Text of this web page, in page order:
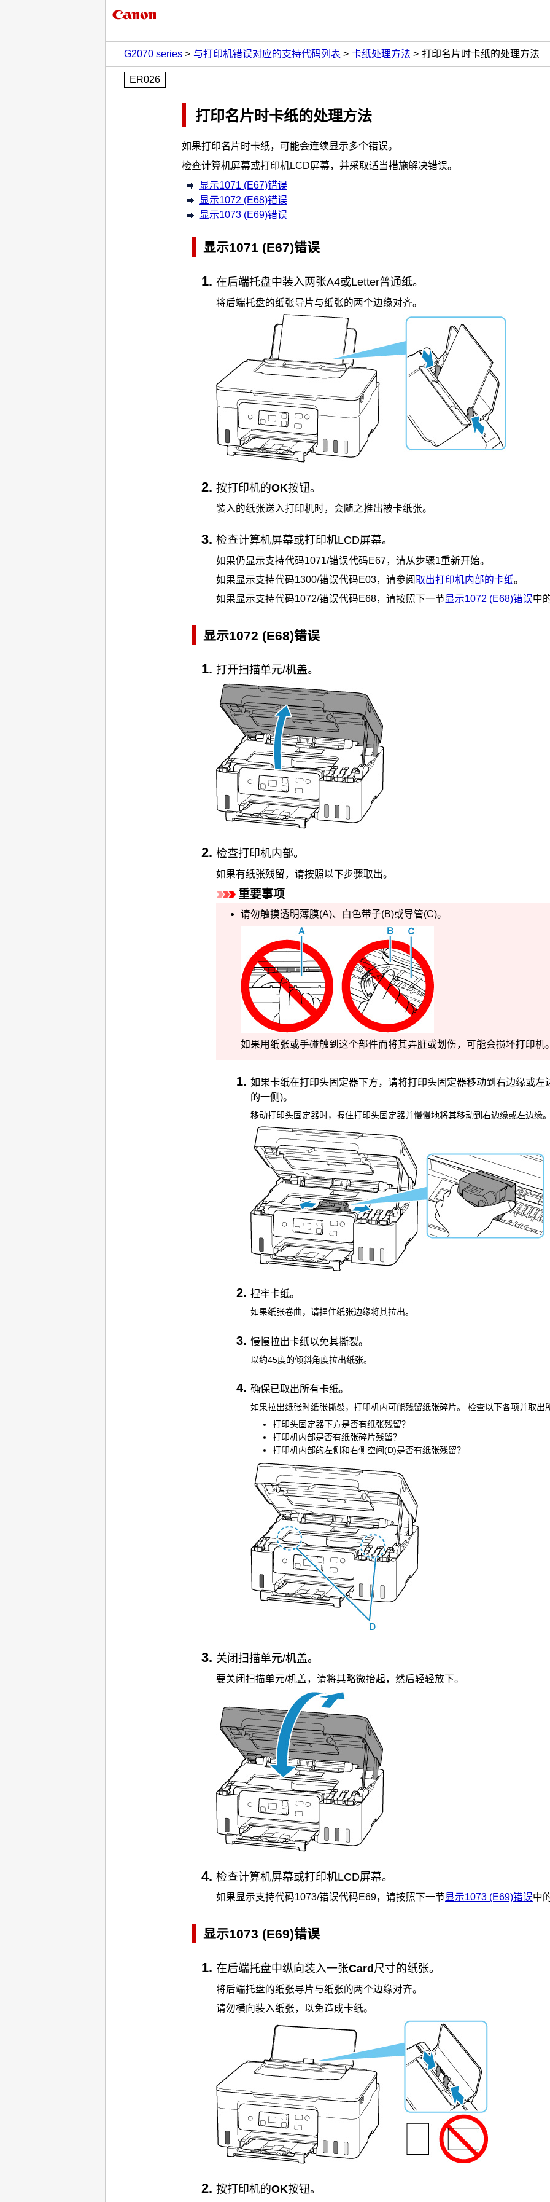
G2070 series 与打印机错误对应的支持代码列表 卡纸处理方法 打印名片时卡纸的处理方法
ER026
打印名片时卡纸的处理方法
如果打印名片时卡纸，可能会连续显示多个错误。
检查计算机屏幕或打印机LCD屏幕，并采取适当措施解决错误。
显示1071 (E67)错误
显示1072 (E68)错误
显示1073 (E69)错误
显示1071 (E67)错误
在后端托盘中装入两张A4或Letter普通纸。
将后端托盘的纸张导片与纸张的两个边缘对齐。
按打印机的OK按钮。
装入的纸张送入打印机时，会随之推出被卡纸张。
检查计算机屏幕或打印机LCD屏幕。
如果仍显示支持代码1071/错误代码E67，请从步骤1重新开始。
如果显示支持代码1300/错误代码E03，请参阅取出打印机内部的卡纸。
如果显示支持代码1072/错误代码E68，请按照下一节显示1072 (E68)错误中
显示1072 (E68)错误
打开扫描单元/机盖。
检查打印机内部。
如果有纸张残留，请按照以下步骤取出。
重要事项
请勿触摸透明薄膜(A)、白色带子(B)或导管(C)。
如果用纸张或手碰触到这个部件而将其弄脏或划伤，可能会损坏打印机
如果卡纸在打印头固定器下方，请将打印头固定器移动到右边缘或左
的一侧)。
移动打印头固定器时，握住打印头固定器并慢慢地将其移动到右边缘或左边缘
捏牢卡纸。
如果纸张卷曲，请捏住纸张边缘将其拉出。
慢慢拉出卡纸以免其撕裂。
以约45度的倾斜角度拉出纸张。
确保已取出所有卡纸。
如果拉出纸张时纸张撕裂， 打印机内可能残留纸张碎片。
检查以下各项并取出
打印头固定器下方是否有纸张残留？
打印机内部是否有纸张碎片残留？
打印机内部的左侧和右侧空间(D)是否有纸张残留？
关闭 扫描单元/机盖。
要关闭扫描单元/机盖，请将其略微抬起，然后轻轻放下。
检查计算机屏幕或打印机LCD屏幕。
如果显示支持代码1073/错误代码E69，请按照下一节显示1073 (E69)错误中
显示1073 (E69)错误
在后端托盘中纵向装入一张Card尺寸的纸张。
将后端托盘的纸张导片与纸张的两个边缘对齐。
请勿横向装入纸张，以免造成卡纸。
按打印机的OK按钮。